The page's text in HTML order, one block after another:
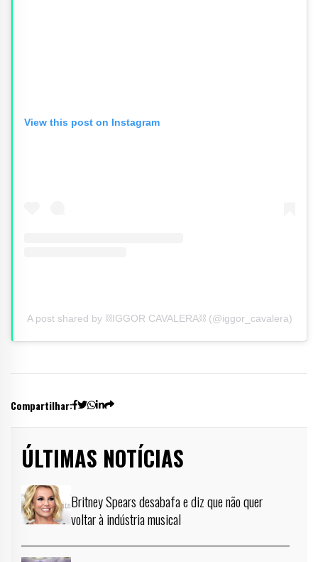
View this post on Instagram
A post shared by ⛓IGGOR CAVALERA⛓ (@iggor_cavalera)
Compartilhar:
ÚLTIMAS NOTÍCIAS
Britney Spears desabafa e diz que não quer
voltar à indústria musical